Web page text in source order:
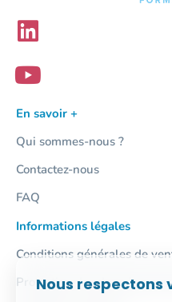
En savoir +
Qui sommes-nous ?
Contactez-nous
FAQ
Informations légales
Conditions générales de
Protection des données
Nous respectons